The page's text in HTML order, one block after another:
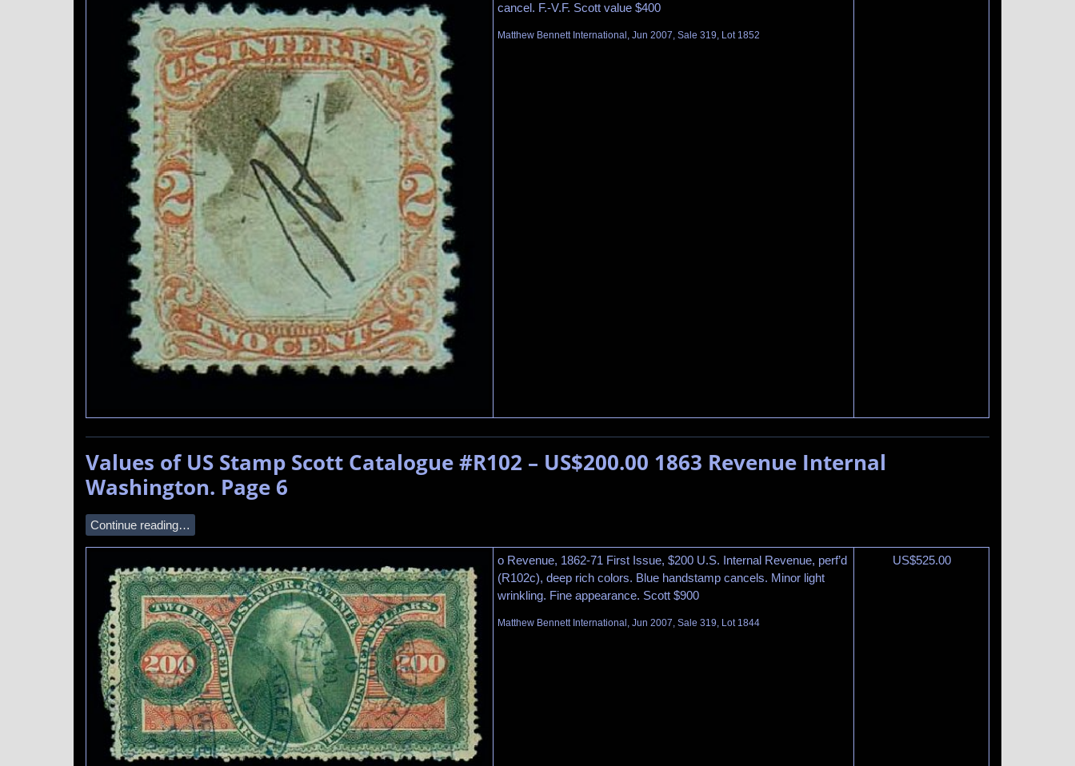
cancel. F.-V.F. Scott value $400
Matthew Bennett International, Jun 2007, Sale 319, Lot 1852
Values of US Stamp Scott Catalogue #R102 – US$200.00 1863 Revenue Internal
Washington. Page 6
Continue reading…
o Revenue, 1862-71 First Issue, $200 U.S. Internal Revenue, perf’d
(R102c), deep rich colors. Blue handstamp cancels. Minor light
wrinkling. Fine appearance. Scott $900
Matthew Bennett International, Jun 2007, Sale 319, Lot 1844
US$525.00